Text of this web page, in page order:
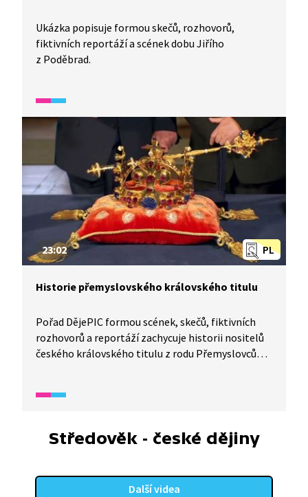
Ukázka popisuje formou skečů, rozhovorů,
fiktivních reportáží a scének dobu Jiřího
z Poděbrad.
PL
23:02
Historie přemyslovského královského titulu
Pořad DějePIC formou scének, skečů, fiktivních
rozhovorů a reportáží zachycuje historii nositelů
českého královského titulu z rodu Přemyslovců
a erbů.
Středověk - české dějiny
Další videa